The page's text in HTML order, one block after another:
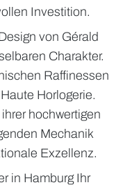
Investition.
von Gérald
Charakter.
Raffinessen
Horlogerie.
hochwertigen
Mechanik
Exzellenz.
in Hamburg Ihr